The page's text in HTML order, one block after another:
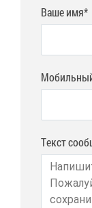
Ваше имя*
Текст